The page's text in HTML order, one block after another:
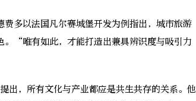
以法国凡尔赛城堡开发为例指出，城市旅游
。“唯有如此，才能打造出兼具辨识度与吸引力
，所有文化与产业都应是共生共存的关系。他